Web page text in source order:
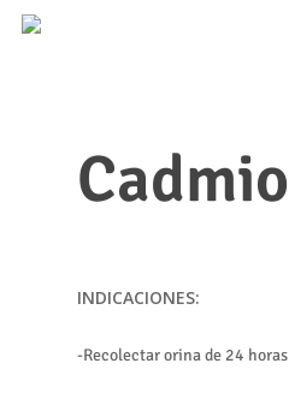
Skip
INDICACIONES:
-Recolectar orina de 24 horas